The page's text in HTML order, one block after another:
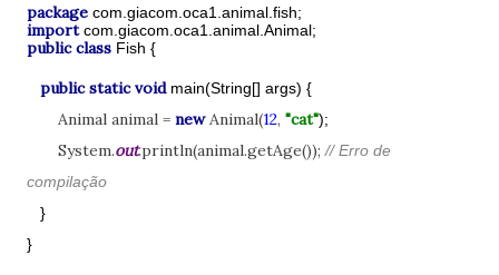
package com.giacom.oca1.animal.fish;
importcom.giacom.oca1.animal.Animal;
public class Fish {
public static void main(String[] args) {
Animal animal = newAnimal(12, "cat");
System.out.println(animal.getAge());// Erro de
compilação
}
}